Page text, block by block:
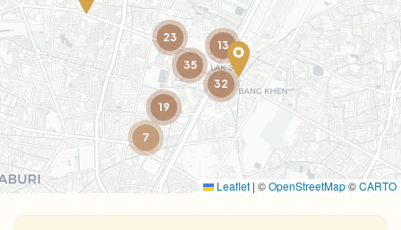
7
13
19
23
32
35
Leaflet | ©OpenStreetMap©CARTO